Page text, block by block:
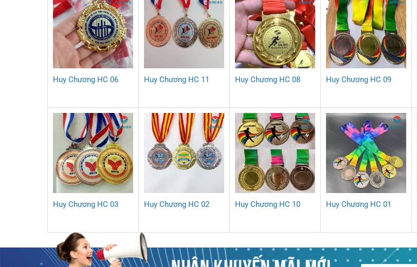
Huy Chương HC 06 Huy Chương HC 11 Huy Chương HC 08 Huy Chương HC 09
Huy Chương HC 03 Huy Chương HC 02 Huy Chương HC 10 Huy Chương HC 01